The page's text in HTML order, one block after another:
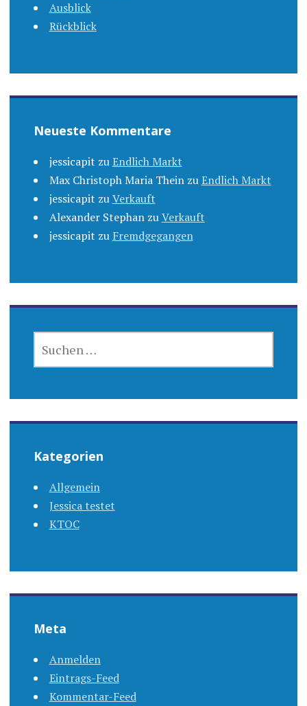
Ausblick
Rückblick
Neueste Kommentare
jessicapit zuEndlich Markt
Max Christoph Maria TheinzuEndlich Markt
jessicapit zuVerkauft
Alexander StephanzuVerkauft
jessicapit zu Fremdgegangen
NACH:
Kategorien
Allgemein
Jessica testet
KTOC
Meta
Anmelden
Eintrags-Feed
Kommentar-Feed